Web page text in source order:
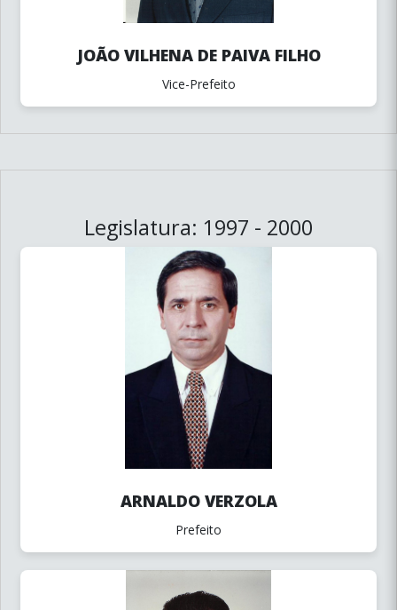
JOÃO VILHENA DE PAIVA FILHO
Vice-Prefeito
Legislatura: 1997 - 2000
ARNALDO VERZOLA
Prefeito